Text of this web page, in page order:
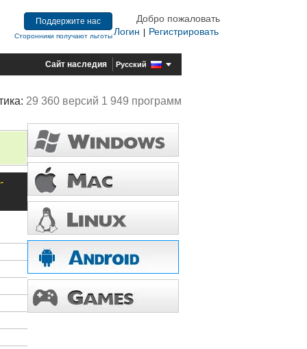
Поддержите нас
Сторонники получают льготы
Добро пожаловать
Логин
Регистрировать
Сайт наследия Русский
29 360 версий 1 949 программ